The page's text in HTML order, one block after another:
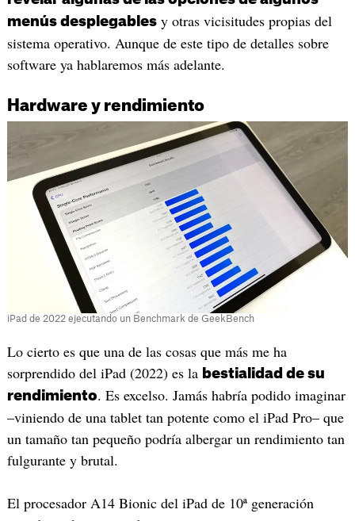
menús desplegablesy otras vicisitudes propias del
sistema operativo. Aunque de este tipo de detalles sobre
software ya hablaremos más adelante.
Hardware y rendimiento
iPad de 2022 ejecutando un Benchmark de GeekBench
Lo cierto es que una de las cosas que más me ha
sorprendido del iPad (2022) es la bestialidad de su
rendimiento. Es excelso. Jamás habría podido imaginar
–viniendo de una tablet tan potente como el iPad Pro– que
un tamaño tan pequeño podría albergar un rendimiento tan
fulgurante y brutal.
El procesador A14 Bionic del iPad de 10ª generación